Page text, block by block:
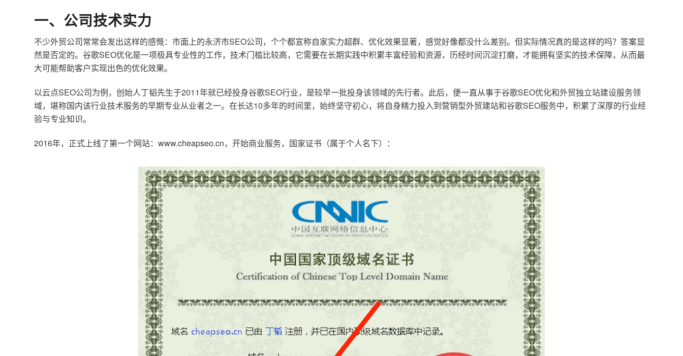
一、公司技术实力
不少外贸公司常常会发出这样的感慨：市面上的永济市SEO公司，个个都宣称自家实力超群、优化效果显著，感觉好像都没什么差别。但实际情况真的是这样的吗？答案显
然是否定的。谷歌SEO优化是一项极具专业性的工作，技术门槛比较高，它需要在长期实践中积累丰富经验和资源，历经时间沉淀打磨，才能拥有坚实的技术保障，从而最
大可能帮助客户实现出色的优化效果。
以云点SEO公司为例，创始人丁韬先生于2011年就已经投身谷歌SEO行业，是较早一批投身该领域的先行者。此后，便一直从事于谷歌SEO优化和外贸独立站建设服务领
域，堪称国内该行业技术服务的早期专业从业者之一。在长达10多年的时间里，始终坚守初心，将自身精力投入到营销型外贸建站和谷歌SEO服务中，积累了深厚的行业经
验与专业知识。
2016年，正式上线了第一个网站：www.cheapseo.cn，开始商业服务，国家证书（属于个人名下）：